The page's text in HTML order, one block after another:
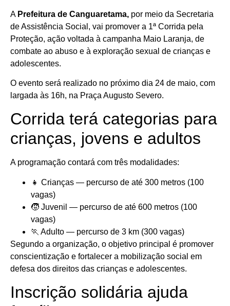
A Prefeitura de Canguaretama, por meio da Secretaria
de Assistência Social, vai promover a 1ª Corrida pela
Proteção, ação voltada à campanha Maio Laranja, de
combate ao abuso e à exploração sexual de crianças e
adolescentes.
O evento será realizado no próximo dia 24 de maio, com
largada às 16h, na Praça Augusto Severo.
Corrida terá categorias para
crianças, jovens e adultos
A programação contará com três modalidades:
👧 Crianças — percurso de até 300 metros (100
vagas)
🧒 Juvenil — percurso de até 600 metros (100
vagas)
🏃 Adulto — percurso de 3 km (300 vagas)
Segundo a organização, o objetivo principal é promover
conscientização e fortalecer a mobilização social em
defesa dos direitos das crianças e adolescentes.
Inscrição solidária ajuda